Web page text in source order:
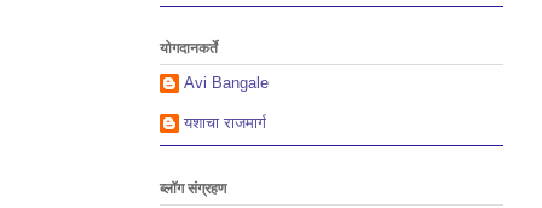
योगदानकर्ते
Avi Bangale
यशाचा राजमार्ग
ब्लॉग संग्रहण